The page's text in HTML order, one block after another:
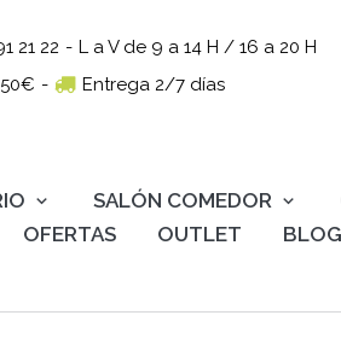
21 22 - L a V de 9 a 14 H / 16 a 20 H
- Entrega 2/7 días
SALÓN COMEDOR
OFERTAS OUTLET BLOG